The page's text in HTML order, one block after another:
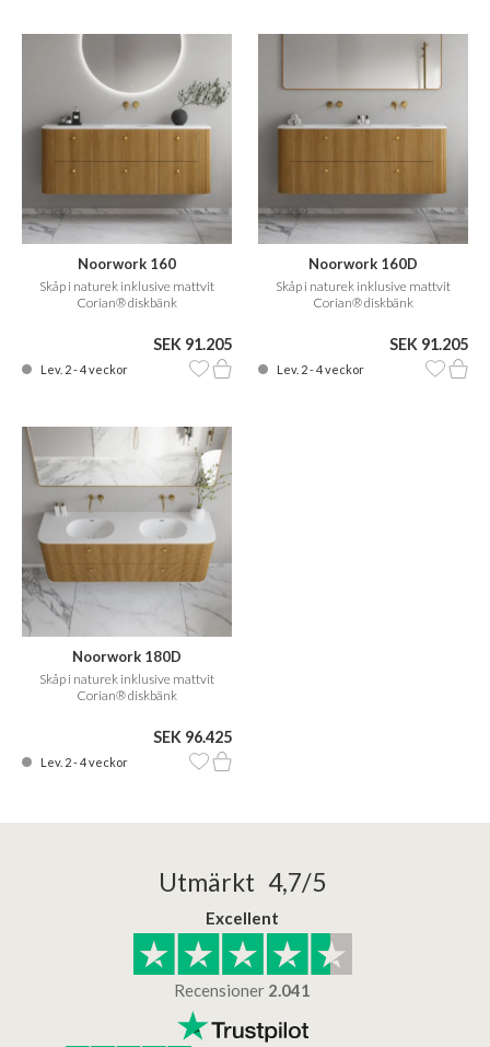
Noorwork 160
Skåp i naturek inklusive mattvit
Corian® diskbänk
SEK 91.205
Lev. 2 - 4 veckor
Noorwork 160D
Skåp i naturek inklusive mattvit
Corian® diskbänk
SEK 91.205
Lev. 2 - 4 veckor
Noorwork 180D
Skåp i naturek inklusive mattvit
Corian® diskbänk
SEK 96.425
Lev. 2 - 4 veckor
Utmärkt 4,7/5
Excellent
Recensioner 2.041